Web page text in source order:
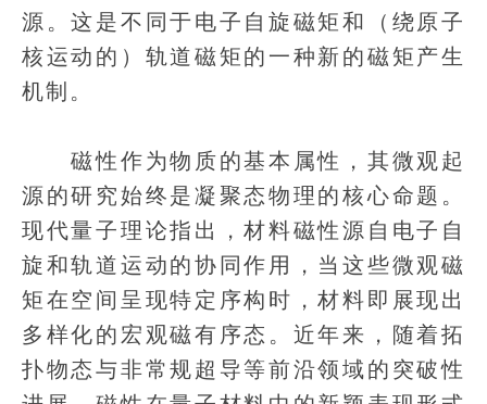
源。这是不同于电子自旋磁矩和（绕原子
核运动的）轨道磁矩的一种新的磁矩产生
机制。
磁性作为物质的基本属性，其微观起
源的研究始终是凝聚态物理的核心命题。
现代量子理论指出，材料磁性源自电子自
旋和轨道运动的协同作用，当这些微观磁
矩在空间呈现特定序构时，材料即展现出
多样化的宏观磁有序态。近年来，随着拓
扑物态与非常规超导等前沿领域的突破性